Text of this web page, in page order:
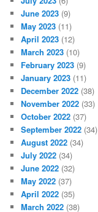
June 2023 (9)
May 2023 (11)
April 2023 (12)
March 2023 (10)
February 2023 (9)
January 2023 (11)
December 2022 (38)
November 2022 (33)
October 2022 (37)
September 2022 (34)
August 2022 (34)
July 2022 (34)
June 2022 (32)
May 2022 (37)
April 2022 (35)
March 2022 (38)